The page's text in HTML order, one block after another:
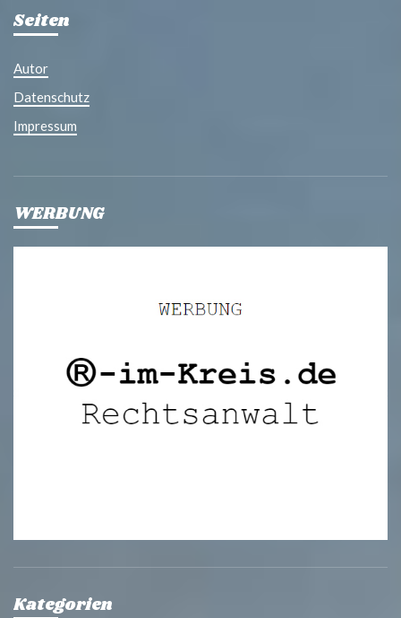
Seiten
Autor
Datenschutz
Impressum
WERBUNG
Kategorien